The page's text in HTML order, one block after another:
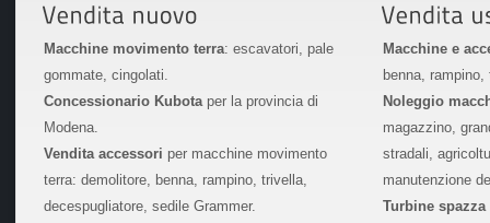
Macchine movimento terra: escavatori, pale
gommate, cingolati.
Concessionario Kubotaper la provincia di
Modena.
Vendita accessori per macchine movimento
terra: demolitore, benna, rampino, trivella,
decespugliatore, sedile Grammer.
Macchine e
benna,
Noleggio
magazzino,
stradali,
manutenzione
Turbine spazza